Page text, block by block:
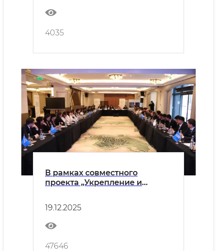
4035
В рамках совместного
проекта „Укрепление и
климатического образования
в Узбекистане“ был
организован учебно-
практический семинар
19.12.2025
47646